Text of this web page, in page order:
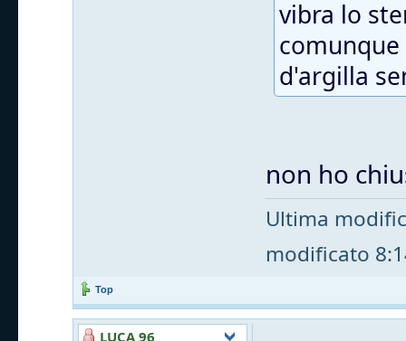
vibra lo
d'argilla
non ho
Ultima
modificato
Top
LUCA 96